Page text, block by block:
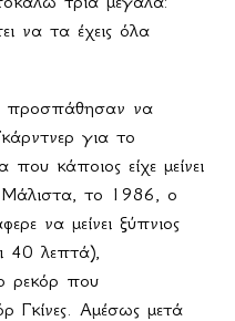
να τα έχεις όλα
προσπάθησαν να
για το
κάποιος είχε μείνει
Μάλιστα, το 1986, ο
να μείνει ξύπνιος
40 λεπτά),
ρεκόρ που
Γκίνες. Αμέσως μετά